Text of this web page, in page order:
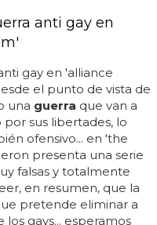
anti gay en
gay en 'alliance
el punto de vista de
una guerra que van a
sus libertades, lo
ofensivo... en 'the
presenta una serie
falsas y totalmente
en resumen, que la
pretende eliminar a
gays... esperamos